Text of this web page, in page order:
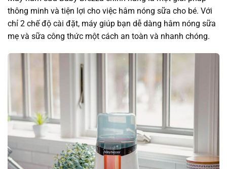
thông minh và tiện lợi cho việc hâm nóng sữa cho bé. Với
chỉ 2 chế độ cài đặt, máy giúp bạn dễ dàng hâm nóng sữa
mẹ và sữa công thức một cách an toàn và nhanh chóng.